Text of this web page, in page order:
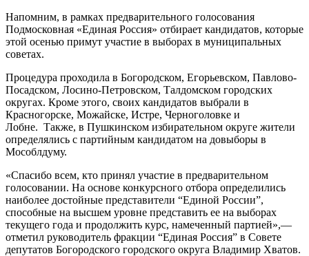
Напомним, в рамках предварительного голосования
Подмосковная «Единая Россия» отбирает кандидатов, которые
этой осенью примут участие в выборах в муниципальных
советах.
Процедура проходила в Богородском, Егорьевском, Павлово-
Посадском, Лосино-Петровском, Талдомском городских
округах. Кроме этого, своих кандидатов выбрали в
Красногорске, Можайске, Истре, Черноголовке и
Лобне. Также, в Пушкинском избирательном округе жители
определялись с партийным кандидатом на довыборы в
Мособлдуму.
«Спасибо всем, кто принял участие в предварительном
голосовании. На основе конкурсного отбора определились
наиболее достойные представители “Единой России”,
способные на высшем уровне представить ее на выборах
текущего года и продолжить курс, намеченный партией»,—
отметил руководитель фракции “Единая Россия” в Совете
депутатов Богородского городского округа Владимир Хватов.